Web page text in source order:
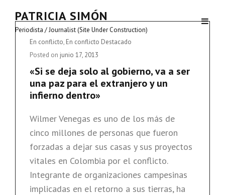
PATRICIA SIMÓN
Periodista / Journalist (Site Under Construction)
Cat
Links
En conflicto, En conflicto Destacado
Posted on junio 17, 2013
«Si se deja solo al gobierno, va a ser
una paz para el extranjero y un
infierno dentro»
Wilmer Venegas es uno de los más de
cinco millones de personas que fueron
forzadas a dejar sus casas y sus proyectos
vitales en Colombia por el conflicto.
Integrante de organizaciones campesinas
implicadas en el retorno a sus tierras, ha